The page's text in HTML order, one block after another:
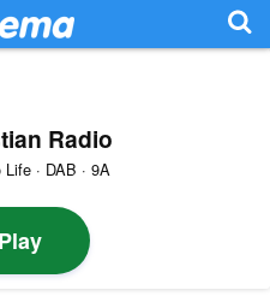
Radio
· DAB · 9A
Play